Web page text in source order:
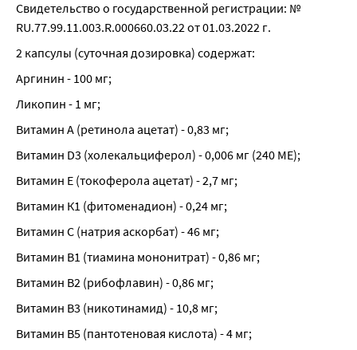
Свидетельство о государственной регистрации: №
RU.77.99.11.003.R.000660.03.22 от 01.03.2022 г.
2 капсулы (суточная дозировка) содержат:
Аргинин - 100 мг;
Ликопин - 1 мг;
Витамин А (ретинола ацетат) - 0,83 мг;
Витамин D3 (холекальциферол) - 0,006 мг (240 МЕ);
Витамин Е (токоферола ацетат) - 2,7 мг;
Витамин К1 (фитоменадион) - 0,24 мг;
Витамин С (натрия аскорбат) - 46 мг;
Витамин В1 (тиамина мононитрат) - 0,86 мг;
Витамин В2 (рибофлавин) - 0,86 мг;
Витамин В3 (никотинамид) - 10,8 мг;
Витамин В5 (пантотеновая кислота) - 4 мг;